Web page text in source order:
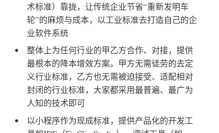
术标准）靠拢，让传统企业节省“重新发明车
轮”的麻烦与成本，以工业标准去打造自己的企
业软件系统
整体上为任何行业的甲乙方合作、对接，提供
最根本的降本增效方案。甲方无需徒劳的去定
义行业标准，乙方也无需被迫接受、适配相对
封闭的行业标准，大家都采用最普遍、最广为
人知的技术即可
以小程序作为现成标准，提供产品化的开发工